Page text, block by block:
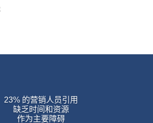
23% 的营销人员引用
缺乏时间和资源
作为主要障碍